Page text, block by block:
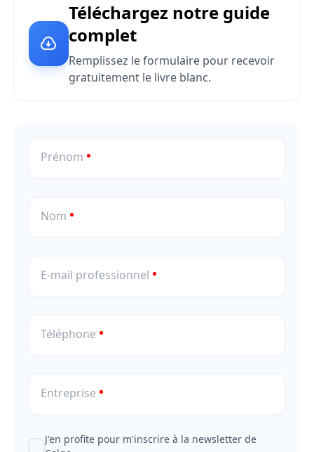
Téléchargez notre guide
complet
Remplissez le formulaire pour recevoir
gratuitement le livre blanc.
Prénom
Nom
E-mail professionnel
Téléphone
Entreprise
J'en profite pour m'inscrire à la newsletter de